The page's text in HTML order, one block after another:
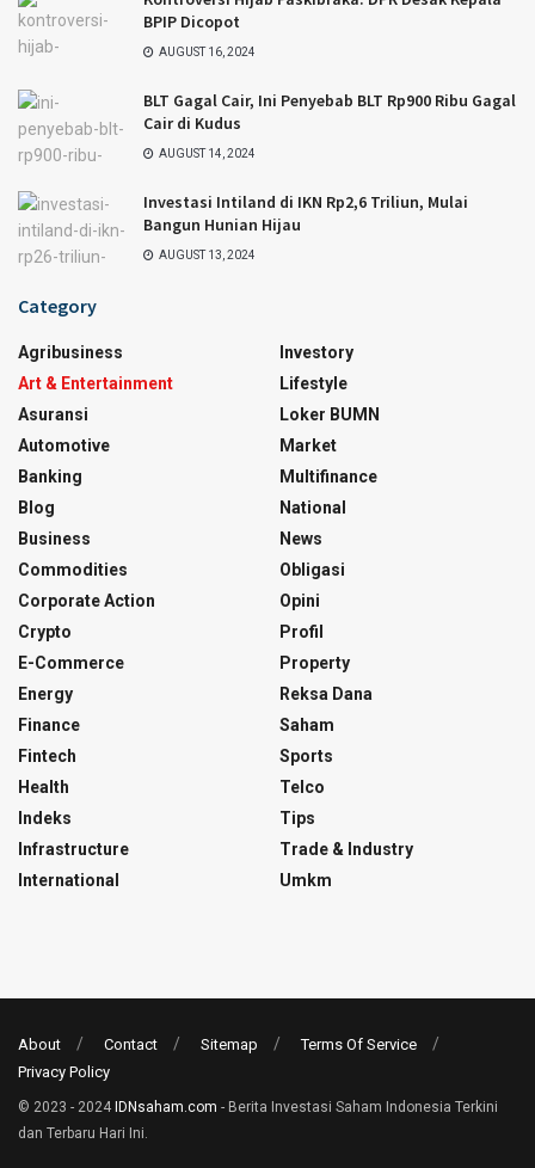
BPIP Dicopot
AUGUST 16, 2024
BLT Gagal Cair, Ini Penyebab BLT Rp900 Ribu Gagal
Cair di Kudus
AUGUST 14, 2024
Investasi Intiland di IKN Rp2,6 Triliun, Mulai
Bangun Hunian Hijau
AUGUST 13, 2024
Category
Agribusiness
Art & Entertainment
Asuransi
Automotive
Banking
Blog
Business
Commodities
Corporate Action
Crypto
E-Commerce
Energy
Finance
Fintech
Health
Indeks
Infrastructure
International
Investory
Lifestyle
Loker BUMN
Market
Multifinance
National
News
Obligasi
Opini
Profil
Property
Reksa Dana
Saham
Sports
Telco
Tips
Trade & Industry
Umkm
About Contact Sitemap
Terms Of Service
Privacy Policy
© 2023 - 2024 IDNsaham.com - Berita Investasi Saham Indonesia Terkini
dan Terbaru Hari Ini.